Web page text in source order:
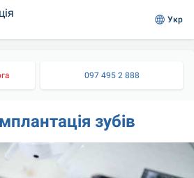
Укр
097 495 2 888
зубів